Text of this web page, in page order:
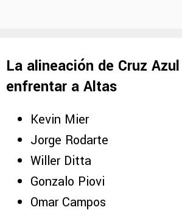
La alineación de Cruz
enfrentar a Altas
Kevin Mier
Jorge Rodarte
Willer Ditta
Gonzalo Piovi
Omar Campos